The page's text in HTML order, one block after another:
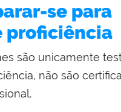
se para
proficiência
são unicamente
não são